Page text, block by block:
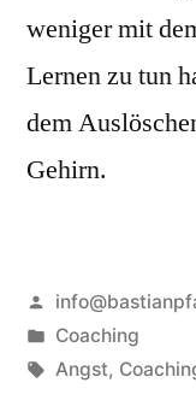
weniger mit
Lernen zu tun
dem
Gehirn.
Veröffentlicht
von
Veröffentlicht
in
Coaching
Schlagwörter:
Angst,